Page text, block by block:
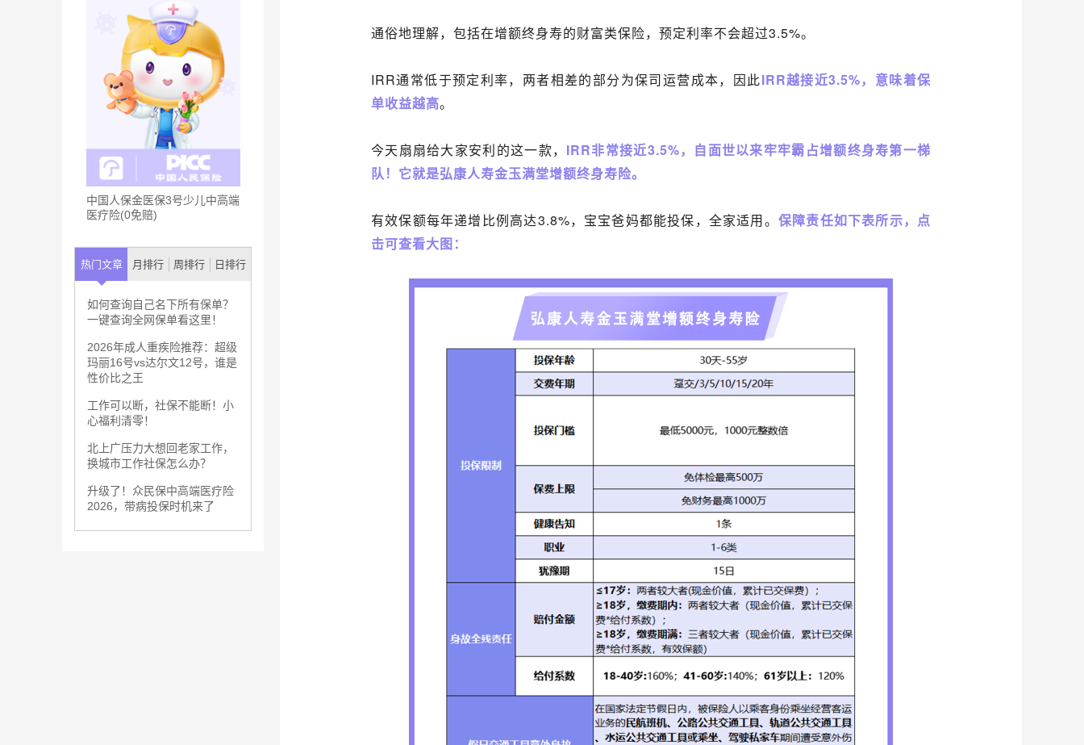
中国人保金医保3号少儿中高端
医疗险(0免赔)
热门文章 月排行 周排行 日排行
如何查询自己名下所有保单？
一键查询全网保单看这里！
2026年成人重疾险推荐：超级
玛丽16号vs达尔文12号，谁是
性价比之王
工作可以断，社保不能断！小
心福利清零！
北上广压力大想回老家工作，
换城市工作社保怎么办？
升级了！众民保中高端医疗险
2026，带病投保时机来了
通俗地理解，包括在增额终身寿的财富类保险，预定利率不会超过3.5%。
IRR通常低于预定利率，两者相差的部分为保司运营成本，因此IRR越接近3.5%，意味着保
单收益越高。
今天扇扇给大家安利的这一款， IRR非常接近3.5%，自面世以来牢牢霸占增额终身寿第一梯
队！它就是弘康人寿金玉满堂增额终身寿险。
有效保额每年递增比例高达3.8%，宝宝爸妈都能投保，全家适用。 保障责任如下表所示，点
击可查看大图：